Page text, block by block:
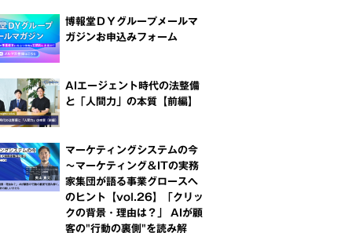
博報堂ＤＹグループメールマ
ガジンお申込みフォーム
AIエージェント時代の法整備
と「人間力」の本質【前編】
マーケティングシステムの今
～マーケティング＆ITの実務
家集団が語る事業グロースへ
のヒント【vol.26】「クリッ
クの背景・理由は？」 AIが顧
客の"行動の裏側"を読み解